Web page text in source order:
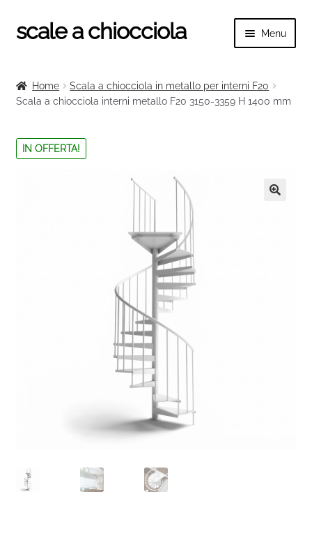
Vai
alla
Vai
al
scale a chiocciola Menu
il
menu
Tutte le scale
Categorie scale
child
il
Home
Scala a chiocciola in metallo per interni F20
Scala a chiocciola interni metallo F20 3150-3359 H 1400 mm
IN OFFERTA!